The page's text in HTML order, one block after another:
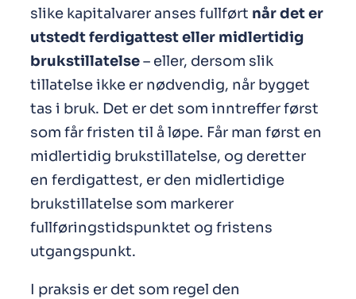
slike kapitalvarer anses fullført når det er
utstedt ferdigattest eller midlertidig
brukstillatelse– eller, dersom slik
tillatelse ikke er nødvendig, når bygget
tas i bruk. Det er det som inntreffer først
som får fristen til å løpe. Får man først en
midlertidig brukstillatelse, og deretter
en ferdigattest, er den midlertidige
brukstillatelse som markerer
fullføringstidspunktet og fristens
utgangspunkt.
I praksis er det som regel den